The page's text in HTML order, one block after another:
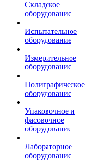
Складское
оборудование
Испытательное
оборудование
Измерительное
оборудование
Полиграфическое
оборудование
Упаковочное и
фасовочное
оборудование
Лабораторное
оборудование